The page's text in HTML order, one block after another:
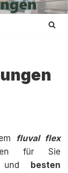
fluval flex
für Sie
und
besten